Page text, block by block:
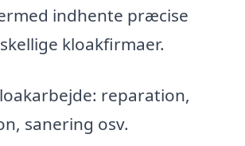
indhente præcise
kloakfirmaer.
reparation,
sanering osv.